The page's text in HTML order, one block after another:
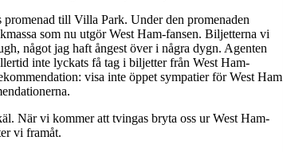
till Villa Park. Under den promenaden
som nu utgör West Ham-fansen. Biljetterna vi
något jag haft ångest över i några dygn. Agenten
inte lyckats få tag i biljetter från West Ham-
visa inte öppet sympatier för West Ham
När vi kommer att tvingas bryta oss ur West Ham-
vi framåt.